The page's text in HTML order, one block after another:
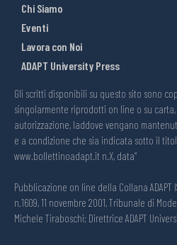
Chi Siamo
Eventi
Lavora con Noi
ADAPT University Press
Gli scritti disponibili su questo sito sono
singolarmente riprodotti on line o su
autorizzazione, laddove vengano
e a condizione che sia indicata sotto il
www.bollettinoadapt.it n.X, data“
Pubblicazione on line della Collana ADAPT
n.1609, 11 novembre 2001, Tribunale di
Michele Tiraboschi; Direttrice ADAPT